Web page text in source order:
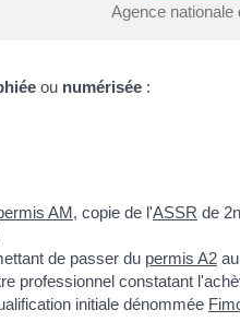
Agence
ou numérisée :
AM, copie de l'ASSR de 2
de passer du permis A2 au
professionnel constatant
initiale dénommée